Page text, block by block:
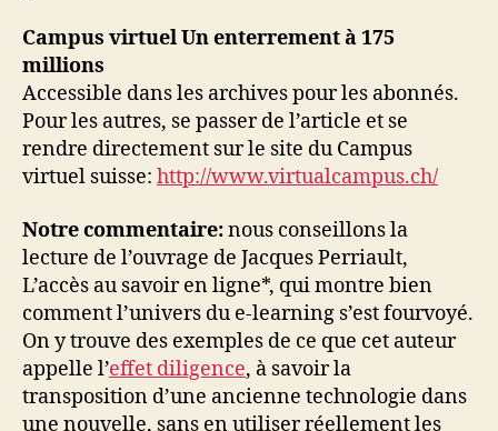
Campus virtuel Un enterrement à 175
millions
Accessible dans les archives pour les abonnés.
Pour les autres, se passer de l’article et se
rendre directement sur le site du Campus
virtuel suisse: http://www.virtualcampus.ch/
Notre commentaire:nous conseillons la
lecture de l’ouvrage de Jacques Perriault,
L’accès au savoir en ligne*, qui montre bien
comment l’univers du e-learning s’est fourvoyé.
On y trouve des exemples de ce que cet auteur
appelle l’effet diligence, à savoir la
transposition d’une ancienne technologie dans
une nouvelle, sans en utiliser réellement les